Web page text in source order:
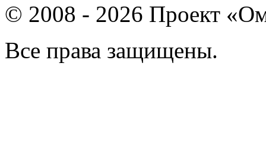
© 2008 - 2026 Проект
Все права защищены.